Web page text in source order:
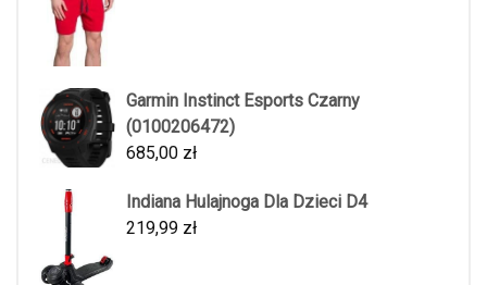
Garmin Instinct Esports Czarny
(0100206472)
685,00 zł
Indiana Hulajnoga Dla Dzieci D4
219,99 zł